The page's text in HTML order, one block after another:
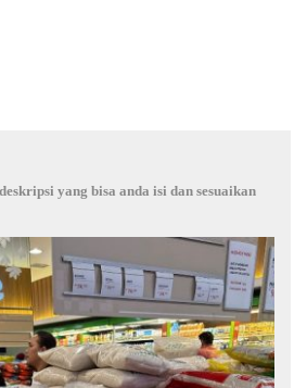
yang bisa anda isi dan sesuaikan